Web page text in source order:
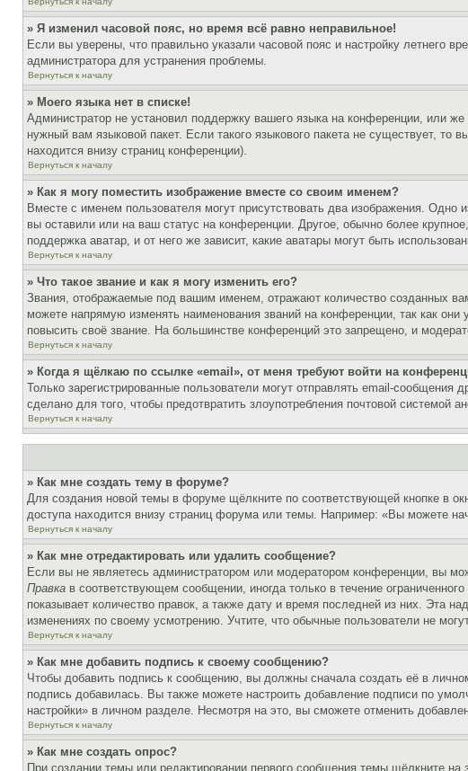
» Я изменил часовой пояс, но время всё равно неправильное!
Если вы уверены, что правильно указали часовой пояс и настройку летнего
администратора для устранения проблемы.
Вернуться к началу
» Моего языка нет в списке!
Администратор не установил поддержку вашего языка на конференции, или
нужный вам языковой пакет. Если такого языкового пакета не существует,
находится внизу страниц конференции).
Вернуться к началу
» Как я могу поместить изображение вместе со своим именем?
Вместе с именем пользователя могут присутствовать два изображения.
вы оставили или на ваш статус на конференции. Другое, обычно более
поддержка аватар, и от него же зависит, какие аватары могут быть
Вернуться к началу
» Что такое звание и как я могу изменить его?
Звания, отображаемые под вашим именем, отражают количество созданных
можете напрямую изменять наименования званий на конференции, так как
повысить своё звание. На большинстве конференций это запрещено, и
Вернуться к началу
» Когда я щёлкаю по ссылке «email», от меня требуют войти на
Только зарегистрированные пользователи могут отправлять email-
сделано для того, чтобы предотвратить злоупотребления почтовой системой
Вернуться к началу
» Как мне создать тему в форуме?
Для создания новой темы в форуме щёлкните по соответствующей кнопке в
доступа находится внизу страниц форума или темы. Например: «Вы можете
Вернуться к началу
» Как мне отредактировать или удалить сообщение?
Если вы не являетесь администратором или модератором конференции, вы
Правка в соответствующем сообщении, иногда только в течение
показывает количество правок, а также дату и время последней из них. Эта
изменениях по своему усмотрению. Учтите, что обычные пользователи не
Вернуться к началу
» Как мне добавить подпись к своему сообщению?
Чтобы добавить подпись к сообщению, вы должны сначала создать её в
подпись добавилась. Вы также можете настроить добавление подписи по
настройки» в личном разделе. Несмотря на это, вы сможете отменить
Вернуться к началу
» Как мне создать опрос?
При создании темы или редактировании первого сообщения темы щёлкните